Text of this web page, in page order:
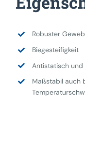
Robuster
Biegesteifigkeit
Antistatisch
Maßstabil auch